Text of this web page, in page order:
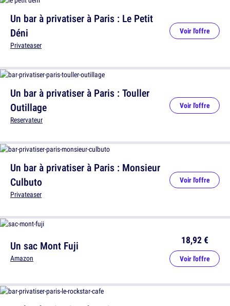
Un bar à privatiser à Paris : Touller
Outillage
Reservateur
Voir l'offre
Un sac Mont Fuji
Amazon
18,92 €
Voir l'offre
Un bar à privatiser à Paris : Le Petit
Déni
Privateaser
Voir l'offre
Un bar à privatiser à Paris : Monsieur
Culbuto
Privateaser
Voir l'offre